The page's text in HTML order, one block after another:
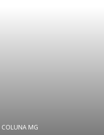
COLUNA MG